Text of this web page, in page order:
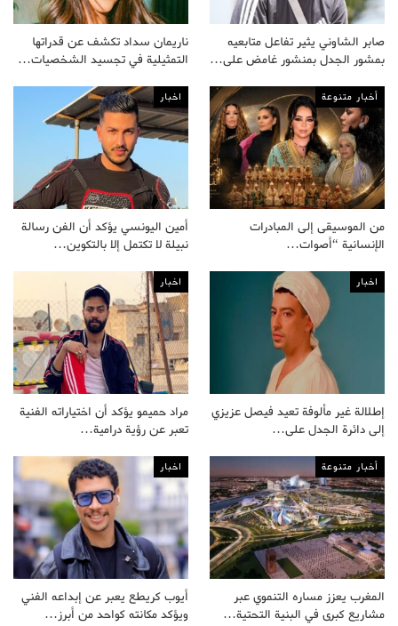
صابر الشاوني يثير تفاعل متابعيه
بمشور الجدل بمنشور غامض على…
ناريمان سداد تكشف عن قدراتها
التمثيلية في تجسيد الشخصيات…
أخبار متنوعة
من الموسيقى إلى المبادرات
الإنسانية “أصوات…
اخبار
أمين اليونسي يؤكد أن الفن رسالة
نبيلة لا تكتمل إلا بالتكوين…
اخبار
إطلالة غير مألوفة تعيد فيصل عزيزي
إلى دائرة الجدل على…
اخبار
مراد حميمو يؤكد أن اختياراته الفنية
تعبر عن رؤية درامية…
أخبار متنوعة
المغرب يعزز مساره التنموي عبر
مشاريع كبرى في البنية التحتية…
اخبار
أيوب كريطع يعبر عن إبداعه الفني
ويؤكد مكانته كواحد من أبرز…